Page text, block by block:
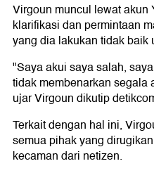
Virgoun muncul lewat akun
klarifikasi dan permintaan
yang dia lakukan tidak baik
"Saya akui saya salah,
tidak membenarkan segala
ujar Virgoun dikutip
Terkait dengan hal ini,
semua pihak yang
kecaman dari netizen.